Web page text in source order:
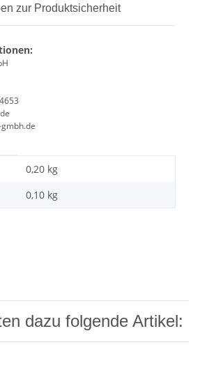
zur Produktsicherheit
0,20 kg
0,10 kg
dazu folgende Artikel: